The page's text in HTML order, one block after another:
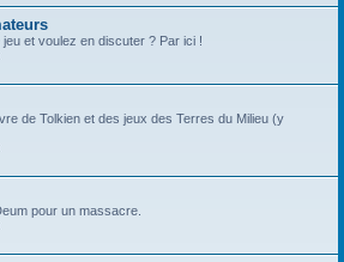
et voulez en discuter ? Par ici !
de Tolkien et des jeux des Terres du Milieu (y
pour un massacre.